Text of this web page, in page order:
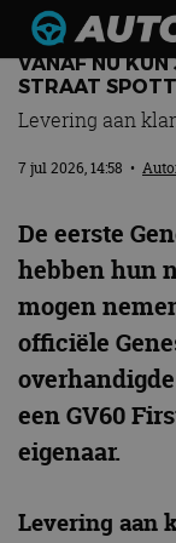
Autonieuws
Podcast
Autotests
Automerken
Adverteren
Contact
MotorRAI.nl
VANAF NU KUN
STRAAT
Levering aan
7 jul 2026, 14:58 •
De eerste
hebben hun
mogen
officiële
een GV60
eigenaar.
Levering aan